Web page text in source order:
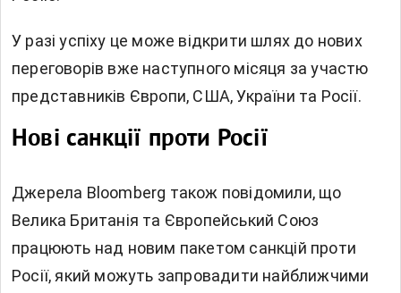
У разі успіху це може відкрити шлях до нових
переговорів вже наступного місяця за участю
представників Європи, США, України та Росії.
Нові санкції проти Росії
Джерела Bloomberg також повідомили, що
Велика Британія та Європейський Союз
працюють над новим пакетом санкцій проти
Росії, який можуть запровадити найближчими